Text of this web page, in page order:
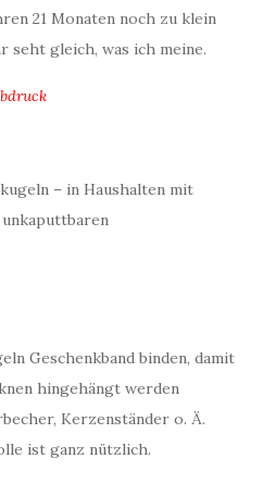
21 Monaten noch zu klein
seht gleich, was ich meine.
– in Haushalten mit
Geschenkband binden, damit
hingehängt werden
Kerzenständer o. Ä.
ist ganz nützlich.